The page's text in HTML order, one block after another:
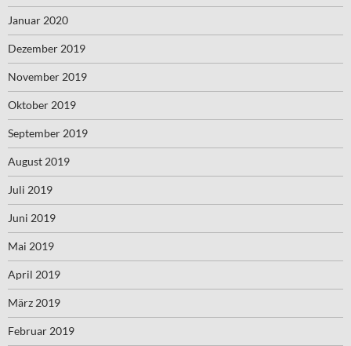
Januar 2020
Dezember 2019
November 2019
Oktober 2019
September 2019
August 2019
Juli 2019
Juni 2019
Mai 2019
April 2019
März 2019
Februar 2019